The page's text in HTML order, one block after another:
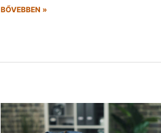
BŐVEBBEN »